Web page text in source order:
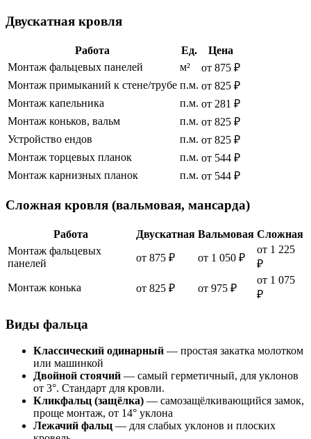
Двускатная кровля
Работа Ед.
Цена
Монтаж фальцевых панелей
м²
от 875 ₽
Монтаж примыканий к стене/трубе п.м. от 825 ₽
Монтаж капельника
п.м. от 281 ₽
Монтаж коньков, вальм
п.м. от 825 ₽
Устройство ендов
п.м. от 825 ₽
Монтаж торцевых планок
п.м. от 544 ₽
Монтаж карнизных планок
п.м. от 544 ₽
Сложная кровля (вальмовая, мансарда)
Работа Двускатная Вальмовая Сложная
Монтаж фальцевых
панелей
от 875 ₽ от 1 050 ₽
от 1 225
₽
Монтаж конька
от 825 ₽ от 975 ₽
от 1 075
₽
Виды фальца
Классический одинарный — простая закатка молотком
или машинкой
Двойной стоячий — самый герметичный, для уклонов
от 3°. Стандарт для кровли.
Кликфальц (защёлка) — самозащёлкивающийся замок,
проще монтаж, от 14° уклона
Лежачий фальц — для слабых уклонов и плоских